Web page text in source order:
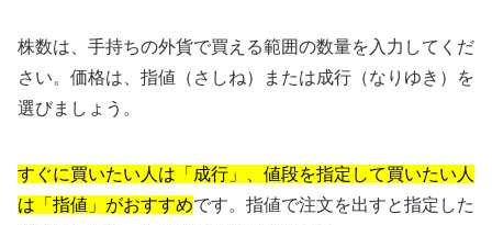
株数は、手持ちの外貨で買える範囲の数量を入力してくだ
さい。価格は、指値（さしね）または成行（なりゆき）を
選びましょう。
すぐに買いたい人は「成行」、値段を指定して買いたい人
は「指値」がおすすめです。指値で注文を出すと指定した